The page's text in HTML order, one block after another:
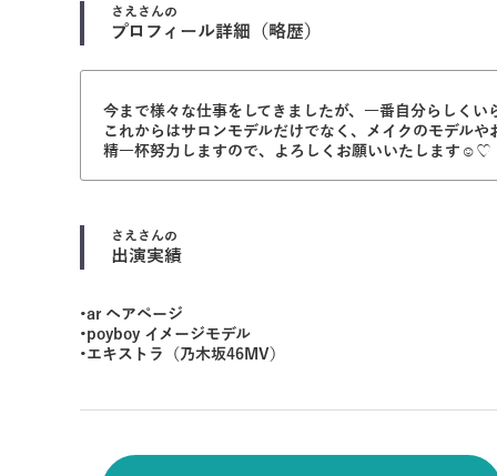
さえ さんの
プロフィール詳細（略歴）
今まで様々な仕事をしてきましたが、一番自分らしく
これからはサロンモデルだけでなく、メイクのモデル
精一杯努力しますので、よろしくお願いいたします☺︎♡
さえ さんの
出演実績
•ar ヘアページ
•poyboy イメージモデル
•エキストラ（乃木坂46MV）